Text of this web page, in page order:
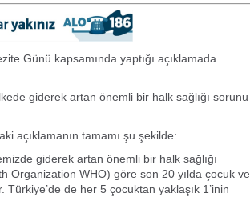
Günü kapsamında yaptığı açıklamada
giderek artan önemli bir halk sağlığı sorunu
açıklamanın tamamı şu şekilde:
giderek artan önemli bir halk sağlığı
Organization WHO) göre son 20 yılda çocuk ve
Türkiye’de de her 5 çocuktan yaklaşık 1’inin